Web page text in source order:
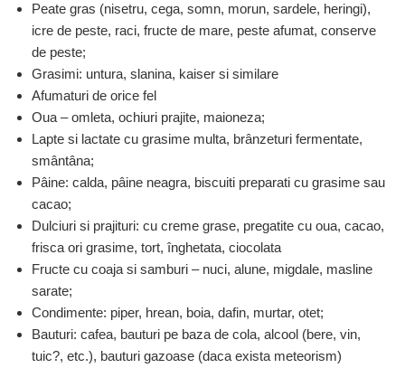
Peate gras (nisetru, cega, somn, morun, sardele, heringi),
icre de peste, raci, fructe de mare, peste afumat, conserve
de peste;
Grasimi: untura, slanina, kaiser si similare
Afumaturi de orice fel
Oua – omleta, ochiuri prajite, maioneza;
Lapte si lactate cu grasime multa, brânzeturi fermentate,
smântâna;
Pâine: calda, pâine neagra, biscuiti preparati cu grasime sau
cacao;
Dulciuri si prajituri: cu creme grase, pregatite cu oua, cacao,
frisca ori grasime, tort, înghetata, ciocolata
Fructe cu coaja si samburi – nuci, alune, migdale, masline
sarate;
Condimente: piper, hrean, boia, dafin, murtar, otet;
Bauturi: cafea, bauturi pe baza de cola, alcool (bere, vin,
tuic?, etc.), bauturi gazoase (daca exista meteorism)